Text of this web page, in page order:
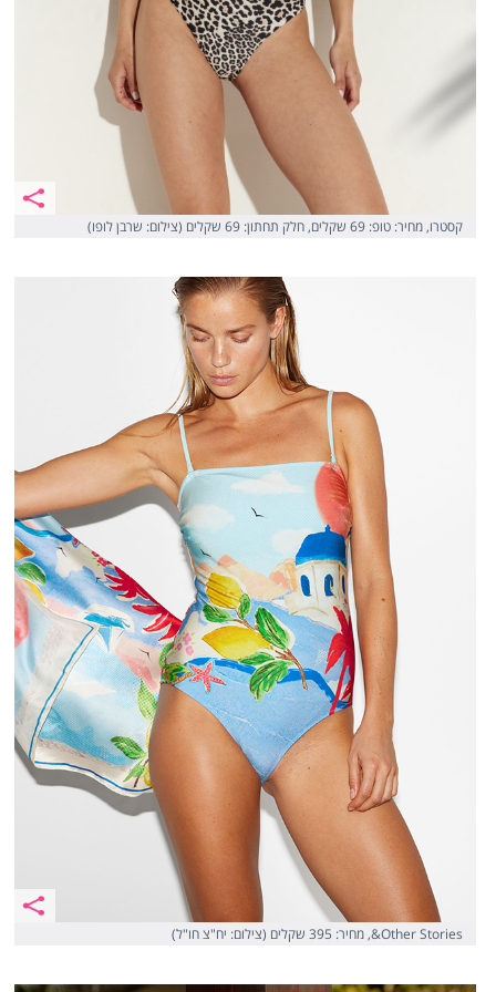
קסטרו, מחיר: טופ: 69 שקלים, חלק תחתון: 69 שקלים (צילום: שרבן לופו)
Other Stories&, מחיר: 395 שקלים (צילום: יח"צ חו"ל)